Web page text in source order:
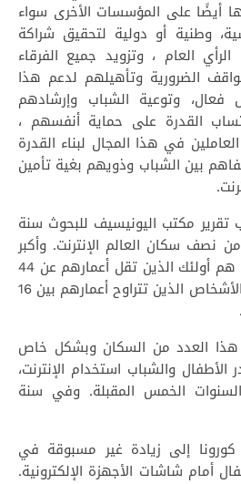
أيضًا على المؤسسات الأخرى سواء
وطنية أو دولية لتحقيق شراكة
العام ، وتزويد جميع الفرقاء
الضرورية وتأهيلهم لدعم هذا
فعال، وتوعية الشباب وإرشادهم
القدرة على حماية أنفسهم ،
في هذا المجال لبناء القدرة
بين الشباب وذويهم بغية تأمين
تقرير مكتب اليونيسيف للبحوث سنة
من نصف سكان العالم الإنترنت. وأكبر
مجموعة من المستخدمين هم أولئك الذين تقل أعمارهم عن 44
، مع استخدام مرتفع بين الأشخاص الذين تتراوح أعمارهم بين 16
هذا العدد من السكان وبشكل خاص
الأطفال والشباب استخدام الإنترنت،
الخمس المقبلة. وفي سنة
إلى زيادة غير مسبوقة في
أمام شاشات الأجهزة الإلكترونية.